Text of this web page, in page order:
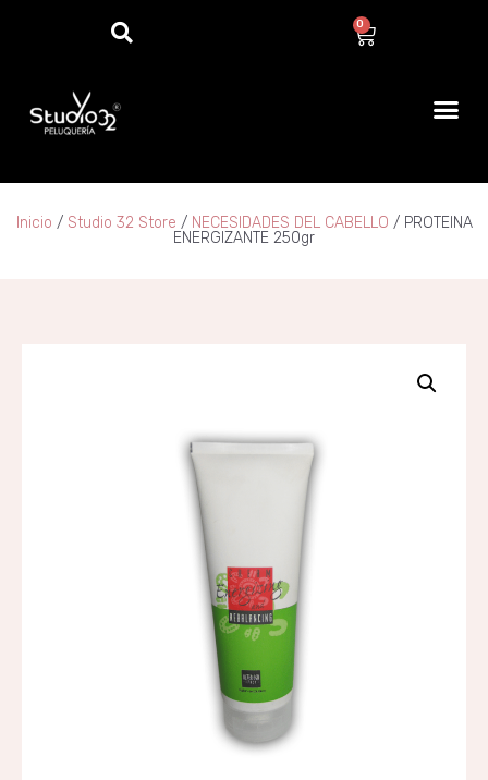
0
Inicio / Studio 32 Store / NECESIDADES DEL CABELLO / PROTEINA
ENERGIZANTE 250gr